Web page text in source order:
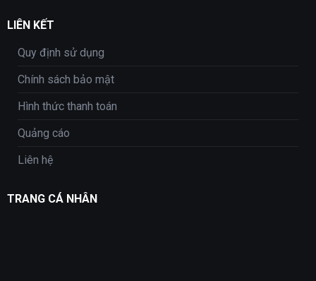
LIÊN KẾT
Quy định sử dụng
Chính sách bảo mật
Hình thức thanh toán
Quảng cáo
Liên hệ
TRANG CÁ NHÂN